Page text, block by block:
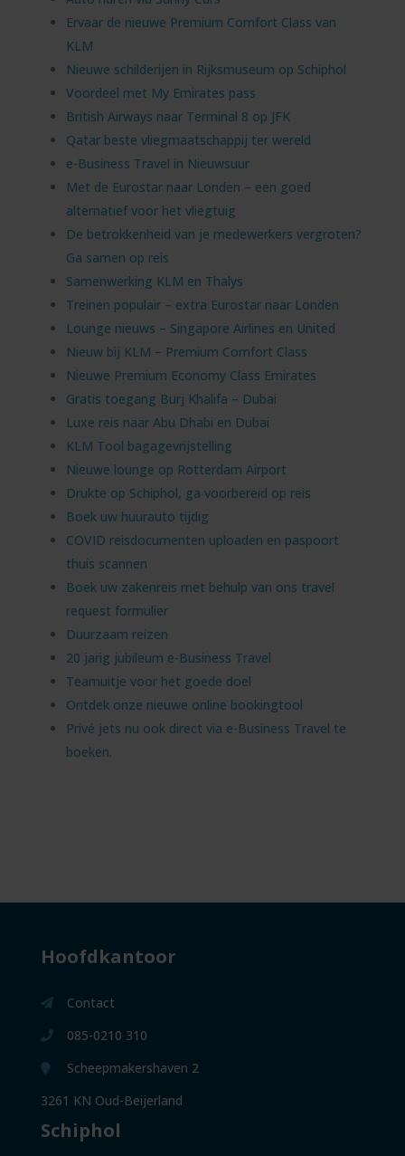
Ervaar de nieuwe Premium Comfort Class van
KLM
Nieuwe schilderijen in Rijksmuseum op Schiphol
Voordeel met My Emirates pass
British Airways naar Terminal 8 op JFK
Qatar beste vliegmaatschappij ter wereld
e-Business Travel in Nieuwsuur
Met de Eurostar naar Londen – een goed
alternatief voor het vliegtuig
De betrokkenheid van je medewerkers vergroten?
Ga samen op reis
Samenwerking KLM en Thalys
Treinen populair – extra Eurostar naar Londen
Lounge nieuws – Singapore Airlines en United
Nieuw bij KLM – Premium Comfort Class
Nieuwe Premium Economy Class Emirates
Gratis toegang Burj Khalifa – Dubai
Luxe reis naar Abu Dhabi en Dubai
KLM Tool bagagevrijstelling
Nieuwe lounge op Rotterdam Airport
Drukte op Schiphol, ga voorbereid op reis
Boek uw huurauto tijdig
COVID reisdocumenten uploaden en paspoort
thuis scannen
Boek uw zakenreis met behulp van ons travel
request formulier
Duurzaam reizen
20 jarig jubileum e-Business Travel
Teamuitje voor het goede doel
Ontdek onze nieuwe online bookingtool
Privé jets nu ook direct via e-Business Travel te
boeken.
Hoofdkantoor
Contact
085-0210 310
Scheepmakershaven 2
3261 KN Oud-Beijerland
Schiphol